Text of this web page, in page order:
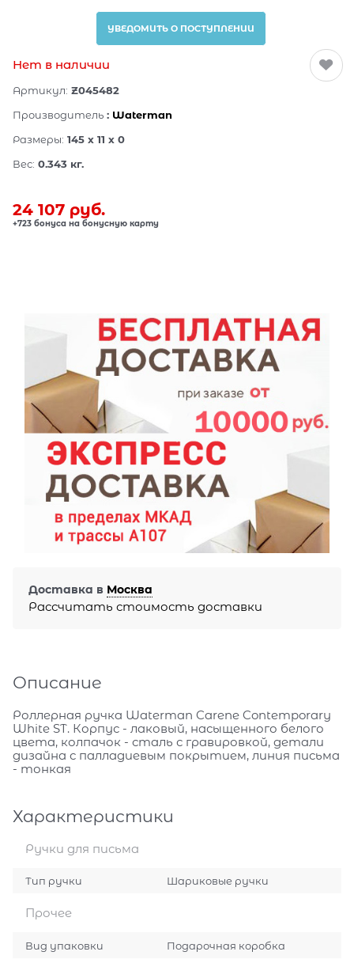
УВЕДОМИТЬ О ПОСТУПЛЕНИИ
Нет в наличии
Артикул: Z045482
Производитель : Waterman
Размеры: 145 x 11 x 0
Вес: 0.343 кг.
24 107 руб.
+723 бонуса на бонусную карту
Доставка в Москва
Рассчитать стоимость доставки
Описание
Роллерная ручка Waterman Carene Contemporary
White ST. Корпус - лаковый, насыщенного белого
цвета, колпачок - сталь с гравировкой, детали
дизайна с палладиевым покрытием, линия письма
- тонкая
Характеристики
Ручки для письма
Тип ручки Шариковые ручки
Прочее
Вид упаковки Подарочная коробка